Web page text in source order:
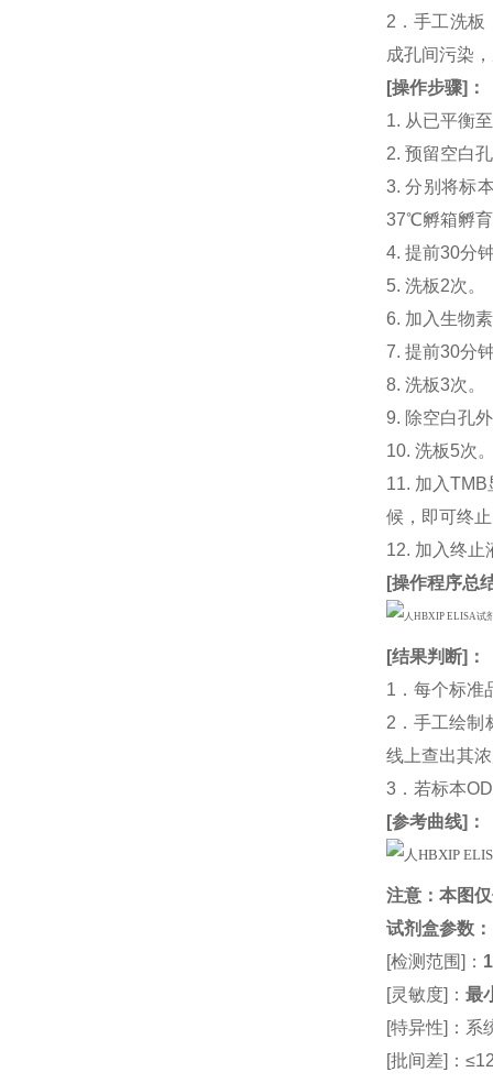
2．手工洗板
成孔间污染
[操作步骤] ：
1. 从已平衡
2. 预留空白
3. 分别将标
37℃孵箱孵
4. 提前30分
5. 洗板2次。
6. 加入生物
7. 提前30分
8. 洗板3次。
9. 除空白孔
10. 洗板5次
11. 加入
候，即可终
12. 加入终止
[操作程序总
[结果判断]：
1．每个标准
2．手工绘制
线上查出其
3．若标本
[参考曲线]：
注意：本图
试剂盒参数 ：
[检测范围]：
[灵敏度]：最
[特异性]：系
[批间差]：